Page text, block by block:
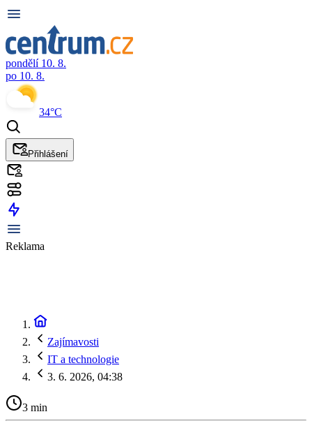
pondělí 10. 8.
po 10. 8.
34°C
Přihlášení
Reklama
Zajímavosti
IT a technologie
3. 6. 2026, 04:38
3 min